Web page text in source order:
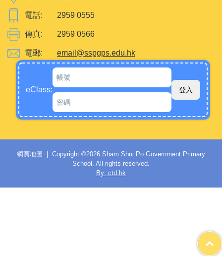
電話: 2959 0555
傳真: 2959 0566
電郵: email@sspgps.edu.hk
eClass:
網頁地圖 | Copyright ©2026 Sham Shui Po Government Primary
School. All rights reserved.
By: ctd.hk